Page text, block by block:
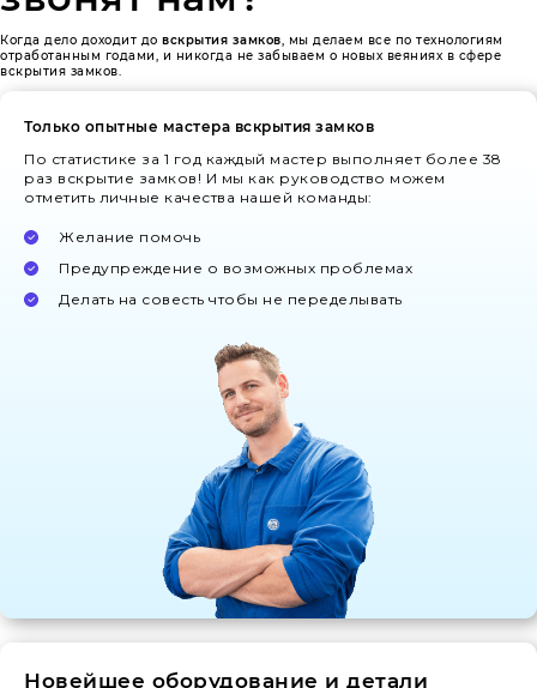
Когда дело доходит до вскрытия замков , мы делаем все по технологиям
отработанным годами, и никогда не забываем о новых веяниях в сфере
вскрытия замков.
Только опытные мастера вскрытия замков
По статистике за 1 год каждый мастер выполняет более 38
раз вскрытие замков! И мы как руководство можем
отметить личные качества нашей команды:
Желание помочь
Предупреждение о возможных проблемах
Делать на совесть чтобы не переделывать
Новейшее оборудование и детали